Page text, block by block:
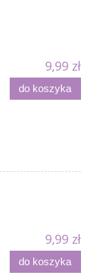
9,99 zł
do koszyka
9,99 zł
do koszyka